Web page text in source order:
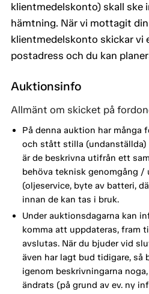
klientmedelskonto) skall ske
hämtning. När vi mottagit
klientmedelskonto skickar vi
postadress och du kan
Auktionsinfo
Allmänt om skicket på
På denna auktion har
och stått stilla (undanställda)
är de beskrivna utifrån ett
behöva teknisk genomgång /
(oljeservice, byte av batteri,
innan de kan tas i bruk.
Under auktionsdagarna kan
komma att uppdateras, fram
avslutas. När du bjuder vid
även har lagt bud tidigare, så
igenom beskrivningarna
ändrats (på grund av ev. ny